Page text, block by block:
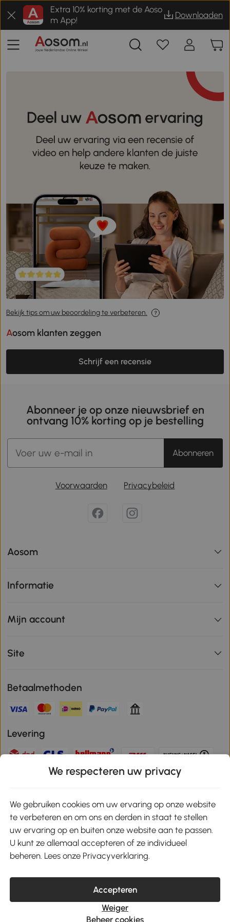
Extra 10% korting met de Aoso
m App!
Downloaden
Bekijk tips om uw beoordeling te verbeteren.
Aosom klanten zeggen
Schrijf een recensie
Abonneer je op onze nieuwsbrief en
ontvang 10% korting op je bestelling
Abonneren
Voorwaarden Privacybeleid
Aosom
Informatie
Mijn account
Site
Betaalmethoden
Levering
Veilige betaling
Download de app en ontvang 10% korting!
Google Play
klantenservice@aosom.nl
MH Handel GmbH, Wendenstrasse 309, 20537 Hamburg
We respecteren uw privacy
We gebruiken cookies om uw ervaring op onze website
te verbeteren en om ons en derden in staat te stellen
uw ervaring op en buiten onze website aan te passen.
U kunt ze allemaal accepteren of ze individueel
beheren. Lees onze Privacyverklaring.
Accepteren
Weiger
Beheer cookies